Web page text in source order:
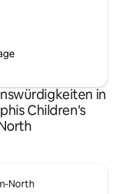
in
Children's
North